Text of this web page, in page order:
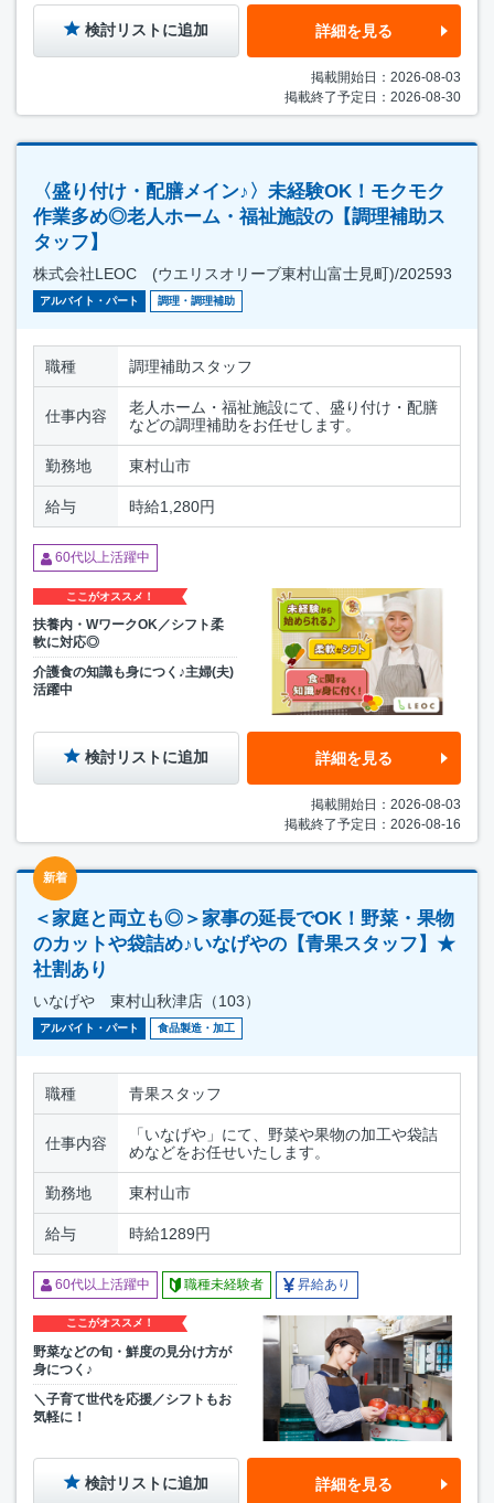
検討リストに追加 詳細を見る
掲載開始日：2026-08-03
掲載終了予定日：2026-08-30
〈盛り付け・配膳メイン♪〉未経験OK！モクモク
作業多め◎老人ホーム・福祉施設の【調理補助ス
タッフ】
株式会社LEOC (ウエリスオリーブ東村山富士見町)/202593
アルバイト・パート 調理・調理補助
職種 調理補助スタッフ
仕事内容
老人ホーム・福祉施設にて、盛り付け・配膳
などの調理補助をお任せします。
勤務地 東村山市
給与 時給1,280円
60代以上活躍中
ここがオススメ！
扶養内・WワークOK／シフト柔
軟に対応◎
介護食の知識も身につく♪主婦(夫)
活躍中
検討リストに追加 詳細を見る
掲載開始日：2026-08-03
掲載終了予定日：2026-08-16
新着
＜家庭と両立も◎＞家事の延長でOK！野菜・果物
のカットや袋詰め♪いなげやの【青果スタッフ】★
社割あり
いなげや 東村山秋津店（103）
アルバイト・パート 食品製造・加工
職種 青果スタッフ
仕事内容
「いなげや」にて、野菜や果物の加工や袋詰
めなどをお任せいたします。
勤務地 東村山市
給与 時給1289円
60代以上活躍中 職種未経験者 昇給あり
ここがオススメ！
野菜などの旬・鮮度の見分け方が
身につく♪
＼子育て世代を応援／シフトもお
気軽に！
検討リストに追加 詳細を見る